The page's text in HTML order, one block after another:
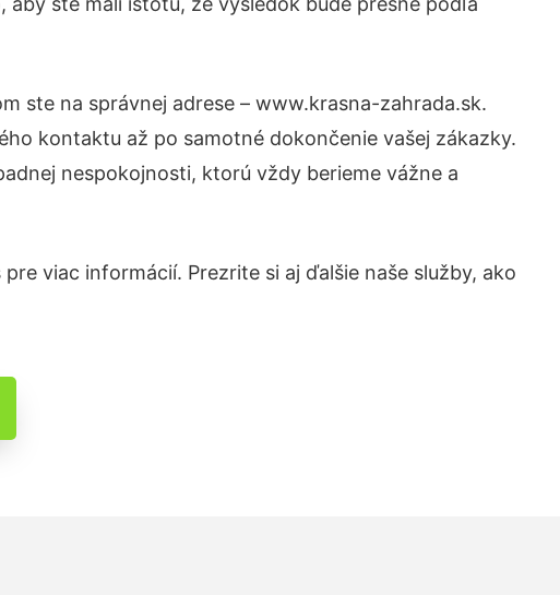
ste na správnej adrese – www.krasna-zahrada.sk.
kontaktu až po samotné dokončenie vašej zákazky.
nespokojnosti, ktorú vždy berieme vážne a
viac informácií. Prezrite si aj ďalšie naše služby, ako